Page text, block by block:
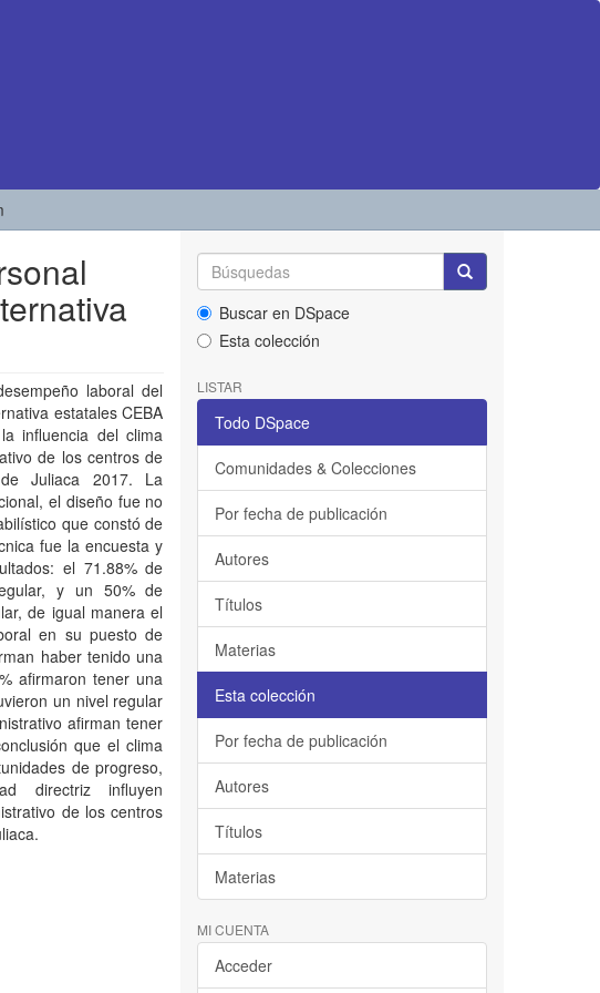
laboral del
estatales CEBA
influencia del clima
de los centros de
Juliaca 2017. La
el diseño fue no
que constó de
fue la encuesta y
el 71.88% de
y un 50% de
de igual manera el
en su puesto de
haber tenido una
afirmaron tener una
un nivel regular
afirman tener
que el clima
de progreso,
directriz influyen
de los centros
Buscar en DSpace
Esta colección
LISTAR
Todo DSpace
Comunidades & Colecciones
Por fecha de publicación
Autores
Títulos
Materias
Esta colección
Por fecha de publicación
Autores
Títulos
Materias
MI CUENTA
Acceder